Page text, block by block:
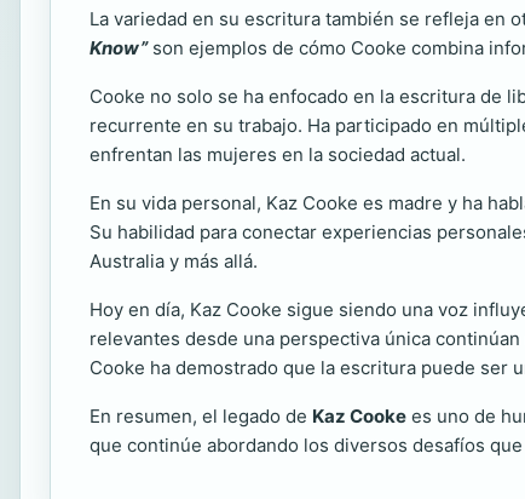
La variedad en su escritura también se refleja en
Know”son ejemplos de cómo Cooke combina
Cooke no solo se ha enfocado en la escritura de
recurrente en su trabajo. Ha participado en
enfrentan las mujeres en la sociedad actual.
En su vida personal, Kaz Cooke es madre y ha
Su habilidad para conectar experiencias
Australia y más allá.
Hoy en día, Kaz Cooke sigue siendo una voz
relevantes desde una perspectiva única
Cooke ha demostrado que la escritura puede ser
En resumen, el legado de Kaz Cooke es uno de
que continúe abordando los diversos desafíos